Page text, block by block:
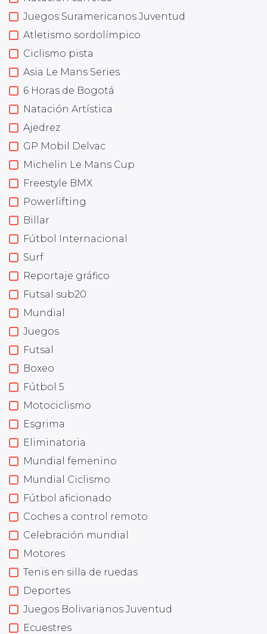
Juegos Suramericanos Juventud
Atletismo sordolímpico
Ciclismo pista
Asia Le Mans Series
6 Horas de Bogotá
Natación Artística
Ajedrez
GP Mobil Delvac
Michelin Le Mans Cup
Freestyle BMX
Powerlifting
Billar
Fútbol Internacional
Surf
Reportaje gráfico
Futsal sub20
Mundial
Juegos
Futsal
Boxeo
Fútbol 5
Motociclismo
Esgrima
Eliminatoria
Mundial femenino
Mundial Ciclismo
Fútbol aficionado
Coches a control remoto
Celebración mundial
Motores
Tenis en silla de ruedas
Deportes
Juegos Bolivarianos Juventud
Ecuestres